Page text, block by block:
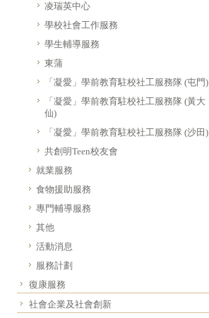
凌瑞英中心
學校社會工作服務
學生輔導服務
東蒲
「凝愛」學前教育駐校社工服務隊 (屯門)
「凝愛」學前教育駐校社工服務隊 (黃大
仙)
「凝愛」學前教育駐校社工服務隊 (沙田)
共創明Teen校友會
就業服務
食物援助服務
專門輔導服務
其他
活動消息
服務計劃
復康服務
社會企業及社會創新